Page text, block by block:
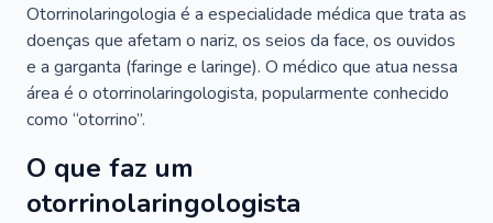
Otorrinolaringologia é a especialidade médica que trata as
doenças que afetam o nariz, os seios da face, os ouvidos
e a garganta (faringe e laringe). O médico que atua nessa
área é o otorrinolaringologista, popularmente conhecido
como “otorrino”.
O que faz um
otorrinolaringologista